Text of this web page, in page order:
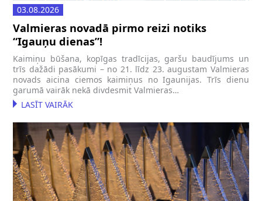
03.08.2026
Valmieras novadā pirmo reizi notiks
“Igauņu dienas”!
Kaimiņu būšana, kopīgas tradīcijas, garšu baudījums un
trīs dažādi pasākumi – no 21. līdz 23. augustam Valmieras
novads aicina ciemos kaimiņus no Igaunijas. Trīs dienu
garumā vairāk nekā divdesmit Valmieras…
LASĪT VAIRĀK